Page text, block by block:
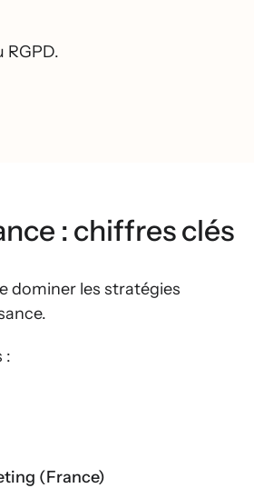
RGPD.
: chiffres clés
dominer les stratégies
:
(France)